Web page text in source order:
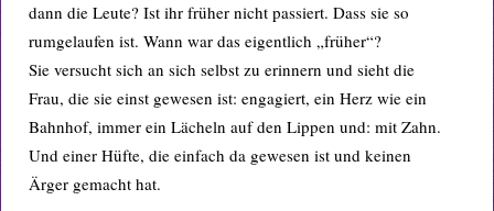
dann die Leute? Ist ihr früher nicht passiert. Dass sie so
rumgelaufen ist. Wann war das eigentlich „früher“?
Sie versucht sich an sich selbst zu erinnern und sieht die
Frau, die sie einst gewesen ist: engagiert, ein Herz wie ein
Bahnhof, immer ein Lächeln auf den Lippen und: mit Zahn.
Und einer Hüfte, die einfach da gewesen ist und keinen
Ärger gemacht hat.